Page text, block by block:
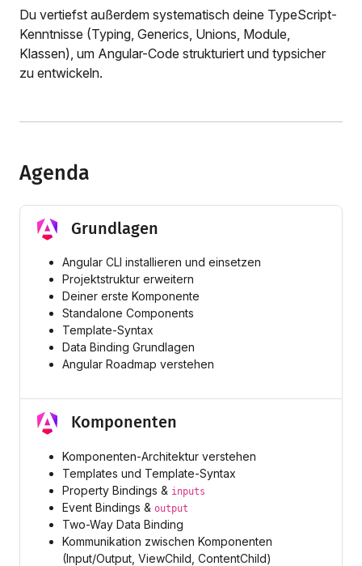
Du vertiefst außerdem systematisch deine TypeScript-
Kenntnisse (Typing, Generics, Unions, Module,
Klassen), um Angular-Code strukturiert und typsicher
zu entwickeln.
Agenda
Grundlagen
Angular CLI installieren und einsetzen
Projektstruktur erweitern
Deiner erste Komponente
Standalone Components
Template-Syntax
Data Binding Grundlagen
Angular Roadmap verstehen
Komponenten
Komponenten-Architektur verstehen
Templates und Template-Syntax
Property Bindings & inputs
Event Bindings & output
Two-Way Data Binding
Kommunikation zwischen Komponenten
(Input/Output, ViewChild, ContentChild)